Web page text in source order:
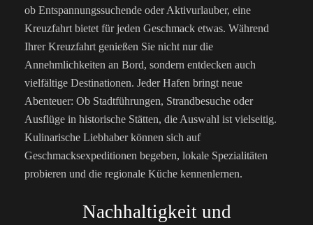
ob Entspannungssuchende oder Aktivurlauber, eine
Kreuzfahrt bietet für jeden Geschmack etwas. Während
Ihrer Kreuzfahrt genießen Sie nicht nur die
Annehmlichkeiten an Bord, sondern entdecken auch
vielfältige Destinationen. Jeder Hafen bringt neue
Abenteuer: Ob Stadtführungen, Strandbesuche oder
Ausflüge in historische Stätten, die Auswahl ist vielseitig.
Kulinarische Liebhaber können sich auf
Geschmacksexpeditionen begeben, lokale Spezialitäten
probieren und die regionale Küche kennenlernen.
Nachhaltigkeit und